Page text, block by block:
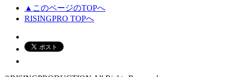
▲このページのTOPへ
RISINGPRO TOPへ